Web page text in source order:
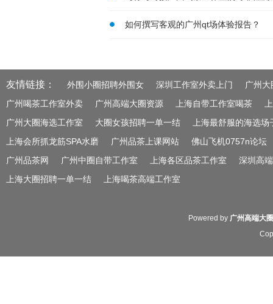
如何撰写客观的广州qt场体验报告？
友情链接： 外围小圈招聘外围女 深圳工作室外卖上门
广州
广州喝茶工作室外卖
广州高端大圈资源 上海自带工作室喝茶
广州大圈海选工作室
大圈女孩招聘一单一结
上海最舒服的海选场
上海会所抓龙筋SPA水磨
广州品茶上课网站
佛山飞机0757n论坛
广州品茶网
广州中圈自带工作室 上海各区品茶工作室
深圳高
上海大圈招聘一单一结
上海喝茶高端工作室
Powered by 广州高端大